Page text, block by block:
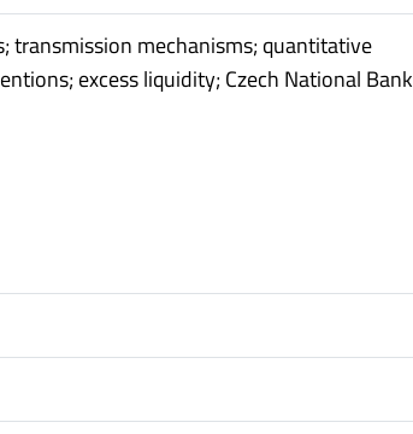
transmission mechanisms; quantitative
excess liquidity; Czech National Bank